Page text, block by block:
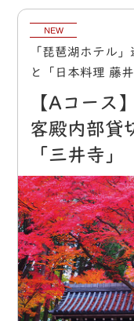
NEW
「琵琶湖ホテル
と「日本料理 藤
【Aコース
客殿内部貸
「三井寺」